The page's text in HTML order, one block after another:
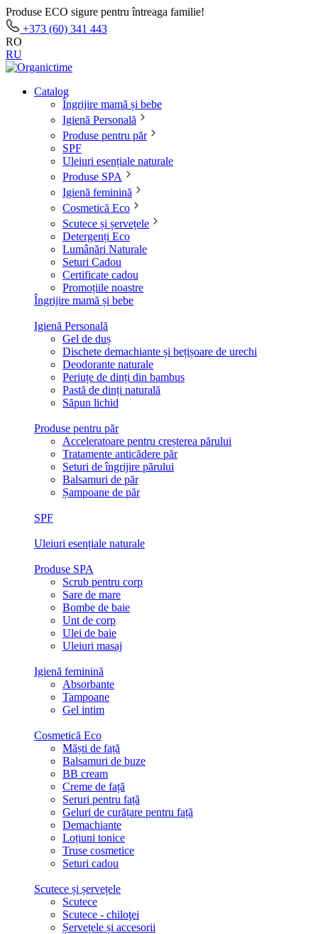
Produse ECO sigure pentru întreaga familie!
+373 (60) 341 443
RO
RU
Catalog
Îngrijire mamă și bebe
Igienă Personală
Produse pentru păr
SPF
Uleiuri esențiale naturale
Produse SPA
Igienă feminină
Cosmetică Eco
Scutece și șervețele
Detergenți Eco
Lumânări Naturale
Seturi Cadou
Certificate cadou
Promoțiile noastre
Îngrijire mamă și bebe
Igienă Personală
Gel de duș
Dischete demachiante și bețișoare de urechi
Deodorante naturale
Periuțe de dinți din bambus
Pastă de dinți naturală
Săpun lichid
Produse pentru păr
Acceleratoare pentru creșterea părului
Tratamente anticădere păr
Seturi de îngrijire părului
Balsamuri de păr
Șampoane de păr
SPF
Uleiuri esențiale naturale
Produse SPA
Scrub pentru corp
Sare de mare
Bombe de baie
Unt de corp
Ulei de baie
Uleiuri masaj
Igienă feminină
Absorbante
Tampoane
Gel intim
Cosmetică Eco
Măști de față
Balsamuri de buze
BB cream
Creme de față
Seruri pentru față
Geluri de curățare pentru față
Demachiante
Loțiuni tonice
Truse cosmetice
Seturi cadou
Scutece și șervețele
Scutece
Scutece - chiloţei
Șervețele și accesorii